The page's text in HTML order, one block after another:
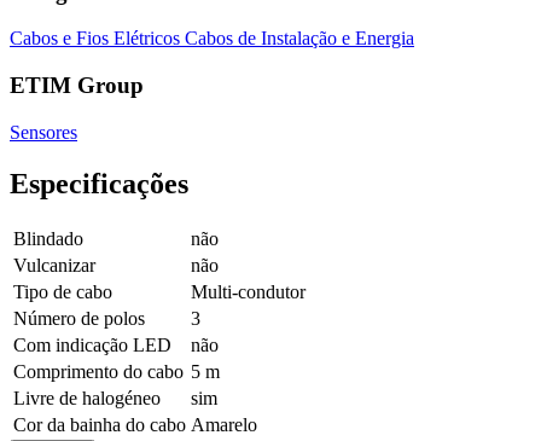
Cabos e Fios Elétricos Cabos de Instalação e Energia
ETIM Group
Sensores
Especificações
Blindado
não
Vulcanizar
não
Tipo de cabo
Multi-condutor
Número de polos
3
Com indicação LED
não
Comprimento do cabo 5 m
Livre de halogéneo
sim
Cor da bainha do cabo Amarelo